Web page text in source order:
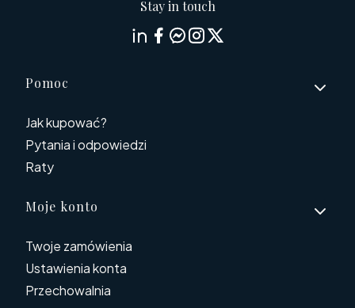
Stay in touch
Linki w stopce
Pomoc
Jak kupować?
Pytania i odpowiedzi
Raty
Moje konto
Twoje zamówienia
Ustawienia konta
Przechowalnia